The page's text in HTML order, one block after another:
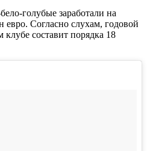
голубые заработали на
Согласно слухам, годовой
клубе составит порядка 18